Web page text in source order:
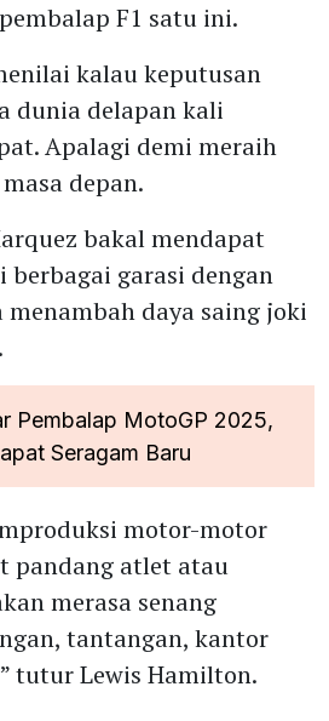
F1 satu ini.
kalau keputusan
dunia delapan kali
Apalagi demi meraih
depan.
bakal mendapat
garasi dengan
menambah daya saing joki
Pembalap MotoGP 2025,
Seragam Baru
motor-motor
pandang atlet atau
merasa senang
tantangan, kantor
tutur Lewis Hamilton.